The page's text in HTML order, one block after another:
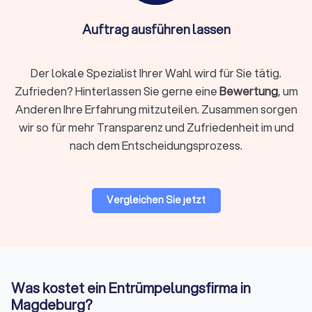
kümmern sich um diefachgerechte Trennungund
Umzug und Entrümpelung kombinieren
VieleUmzugsunternehmenbieten mittlerweile kombinierte
Leistungen ausUmzug und Entrümpelungan. So sparen Sie
nicht nur Zeit, sondern vermeiden auch doppelte Logistik und
Firmenentrümpelung und Spezialfälle
übernehmen neben dem Abtransport auch die
umweltgerechte Trennung und Entsorgung. Nach der
Auftrag ausführen lassen
Der lokale Spezialist Ihrer Wahl wird für Sie tätig.
Zufrieden? Hinterlassen Sie gerne eineBewertung, um
Anderen Ihre Erfahrung mitzuteilen. Zusammen sorgen
wir so für mehr Transparenz und Zufriedenheit im und
nach dem Entscheidungsprozess.
Vergleichen Sie jetzt
Was kostet ein Entrümpelungsfirma in
Magdeburg?